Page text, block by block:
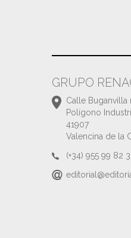
GRUPO
Calle Buganvilla
Polígono
41907
Valencina de la
(+34) 955 99 82